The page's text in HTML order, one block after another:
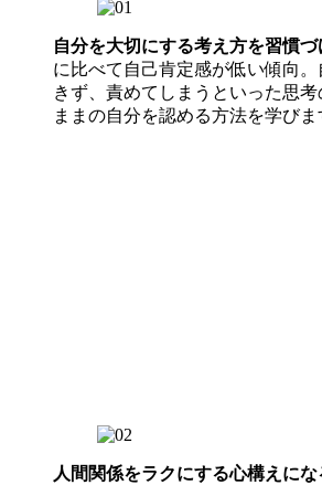
自分を大切にする考え方を習慣づ
に比べて自己肯定感が低い傾向
きず、責めてしまうといった思
ままの自分を認める方法を学びま
人間関係をラクにする心構えにな